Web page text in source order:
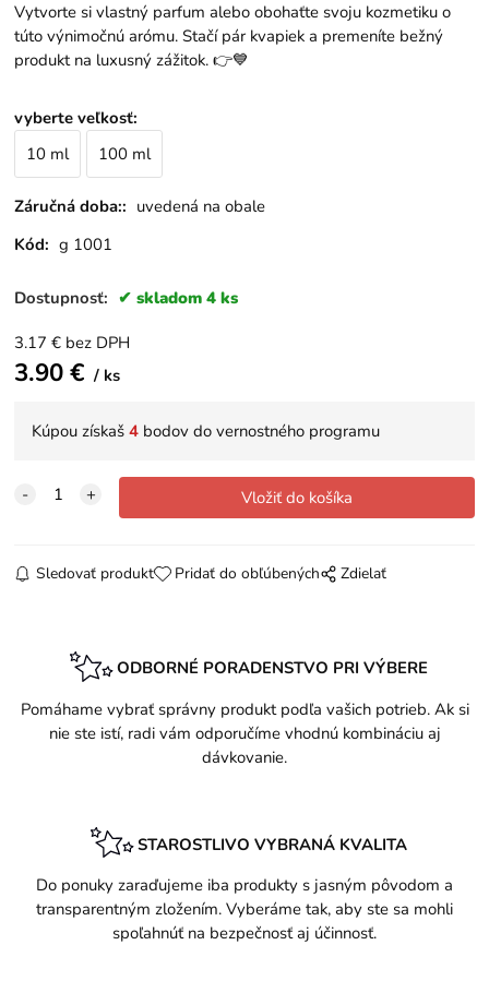
Vytvorte si vlastný parfum alebo obohaťte svoju kozmetiku o
túto výnimočnú arómu. Stačí pár kvapiek a premeníte bežný
produkt na luxusný zážitok. 👉💙
vyberte veľkosť:
10 ml
100 ml
Záručná doba:: uvedená na obale
Kód: g 1001
Dostupnosť: skladom 4 ks
3.17 € bez DPH
3.90€ ks
Kúpou získaš4 bodov do vernostného programu
Sledovať produkt Pridať do obľúbených Zdielať
ODBORNÉ PORADENSTVO PRI VÝBERE
Pomáhame vybrať správny produkt podľa vašich potrieb. Ak si
nie ste istí, radi vám odporučíme vhodnú kombináciu aj
dávkovanie.
STAROSTLIVO VYBRANÁ KVALITA
Do ponuky zaraďujeme iba produkty s jasným pôvodom a
transparentným zložením. Vyberáme tak, aby ste sa mohli
spoľahnúť na bezpečnosť aj účinnosť.